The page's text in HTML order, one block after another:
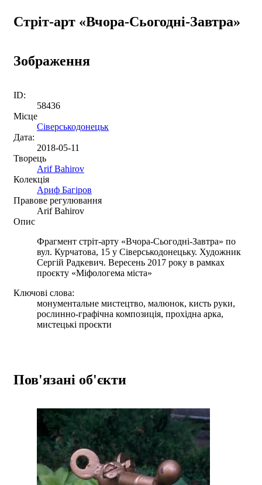
Стріт-арт «Вчора-Сьогодні-Завтра»
Зображення
ID:
58436
Місце
Сіверськодонецьк
Дата:
2018-05-11
Творець
Arif Bahirov
Колекція
Ариф Багіров
Правове регулювання
Arif Bahirov
Опис
Фрагмент стріт-арту «Вчора-Сьогодні-Завтра» по
вул. Курчатова, 15 у Сіверськодонецьку. Художник
Сергій Радкевич. Вересень 2017 року в рамках
проєкту «Міфологема міста»
Ключові слова:
монументальне мистецтво, малюнок, кисть руки,
рослинно-графічна композиція, прохідна арка,
мистецькі проєкти
Пов'язані об'єкти